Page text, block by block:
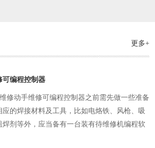
更多+
可编程控制器
修动手维修可编程控制器之前需先做一些准备
的焊接材料及工具，比如电烙铁、风枪、吸
焊剂等外，应当备有一台装有待维修机编程软
。这一是由于待修机常常是从工作系统中拆